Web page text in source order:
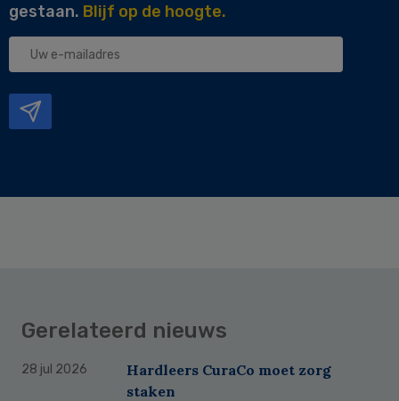
gestaan. Blijf op de hoogte.
Uw
Gerelateerd nieuws
28 jul 2026
Hardleers CuraCo moet zorg
staken